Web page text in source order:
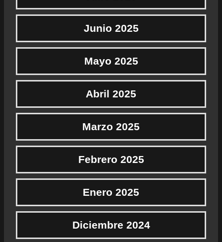
Junio 2025
Mayo 2025
Abril 2025
Marzo 2025
Febrero 2025
Enero 2025
Diciembre 2024